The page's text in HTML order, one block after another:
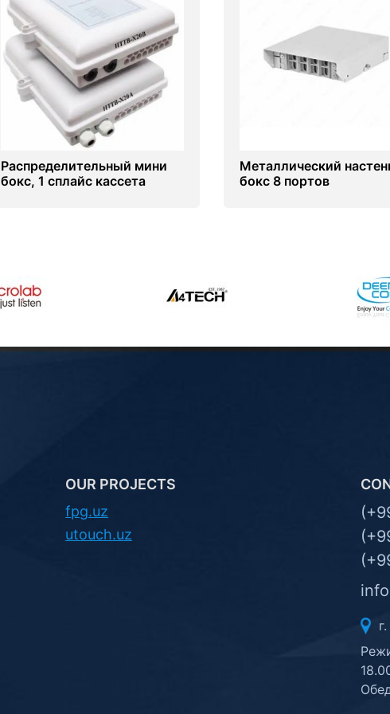
Распределительный мини
бокс, 1 сплайс кассета
Металлический
бокс 8 портов
OUR PROJECTS
fpg.uz
utouch.uz